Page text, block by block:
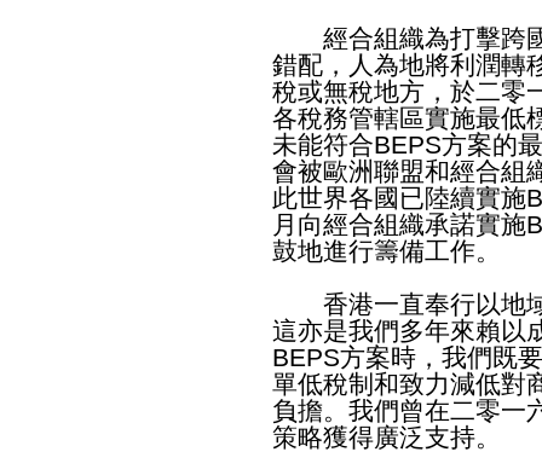
經合組織為打擊跨國
錯配，人為地將利潤轉
稅或無稅地方，於二零
各稅務管轄區實施最低
未能符合BEPS方案的
會被歐洲聯盟和經合組
此世界各國已陸續實施
月向經合組織承諾實施
鼓地進行籌備工作。
香港一直奉行以地域
這亦是我們多年來賴以
BEPS方案時，我們既
單低稅制和致力減低對
負擔。我們曾在二零一
策略獲得廣泛支持。